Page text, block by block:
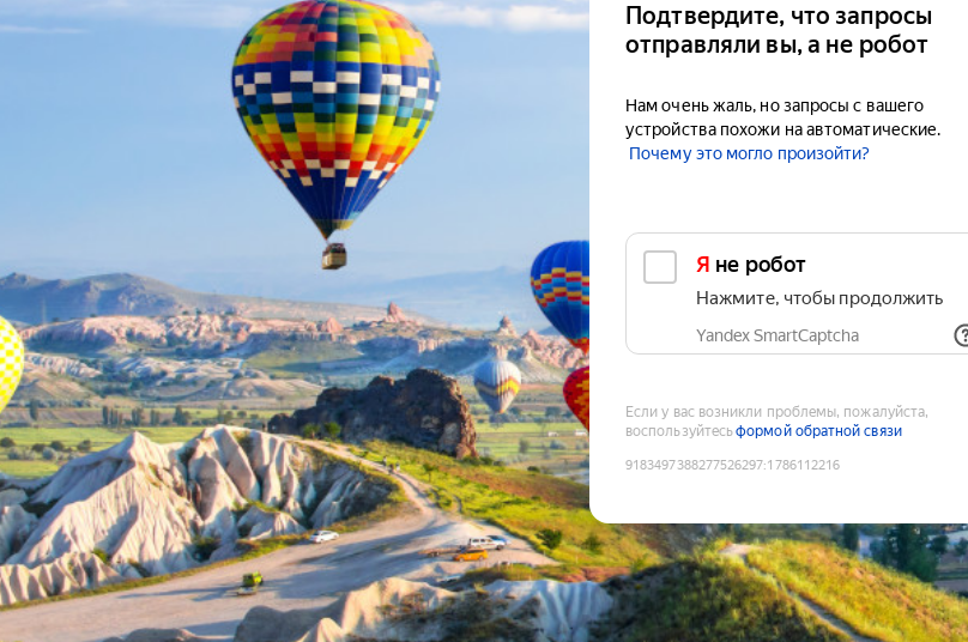
Подтвердите, что запросы
отправляли вы, а не робот
Нам очень жаль, но запросы с вашего
устройства похожи на автоматические.
Почему это могло произойти?
Я не робот
Нажмите, чтобы продолжить
Yandex SmartCaptcha
Если у вас возникли проблемы, пожалуйста,
воспользуйтесьформой обратной связи
9183497388277526297:1786112216